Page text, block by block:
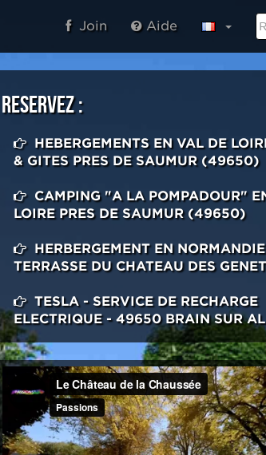
Join Aide
RESERVEZ :
HEBERGEMENTS EN VAL DE
& GITES PRES DE SAUMUR (49650)
CAMPING "A LA POMPADOUR"
LOIRE PRES DE SAUMUR (49650)
HERBERGEMENT EN
TERRASSE DU CHATEAU DES
TESLA - SERVICE DE RECHARGE
ELECTRIQUE - 49650 BRAIN SUR